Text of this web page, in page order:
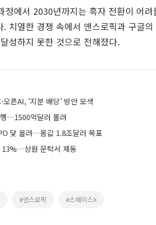
정에서 2030년까지는 흑자 전환이 어
치열한 경쟁 속에서 앤스로픽과 구글
성하지 못한 것으로 전해졌다.
픈AI, ‘지분 배당’ 방안 모색
…1500억달러 몰려
닻 올려…몸값 1.8조달러 목표
13%…상원 문턱서 제동
#앤스로픽 #스페이스X